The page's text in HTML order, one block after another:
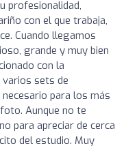
profesionalidad,
con el que trabaja,
Cuando llegamos
grande y muy bien
con la
varios sets de
para los más
Aunque no te
para apreciar de cerca
del estudio. Muy